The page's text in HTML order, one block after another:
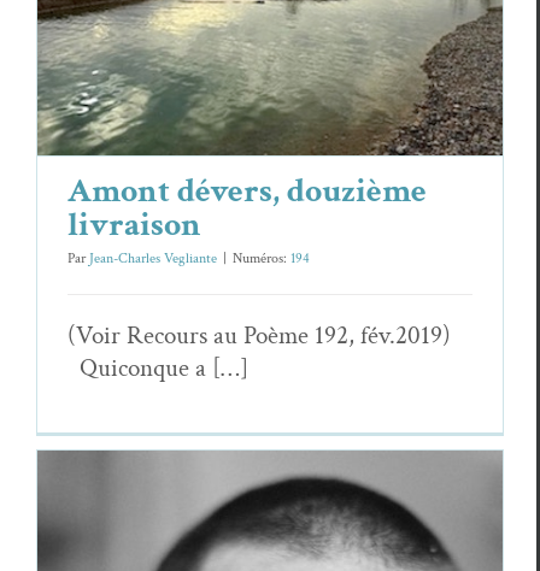
Amont dévers, douzième livraison
Essais & Chroniques
Amont dévers, douzième
livraison
Par Jean-Charles Vegliante Numéros: 194
(Voir Recours au Poème 192, fév.2019)
Quiconque a […]